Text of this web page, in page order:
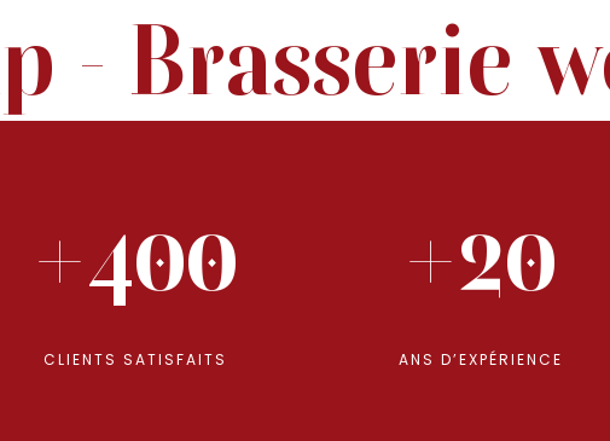
- Brasserie
+400
CLIENTS SATISFAITS
+20
ANS D’EXPÉRIENCE